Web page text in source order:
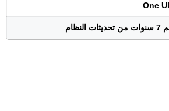
One
النظام